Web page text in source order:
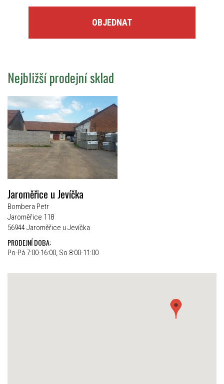
OBJEDNAT
Nejbližší prodejní sklad
Jaroměřice u Jevíčka
Bombera Petr
Jaroměřice 118
56944 Jaroměřice u Jevíčka
PRODEJNÍ DOBA:
Po-Pá 7:00-16:00, So 8:00-11:00